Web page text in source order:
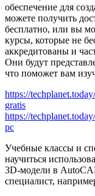
обеспечение для
можете получить
бесплатно, или вы
курсы, которые не
аккредитованы и
Они будут
что поможет вам
https://
gratis
https://
pc
Учебные классы и
научиться
3D-модели в
специалист,